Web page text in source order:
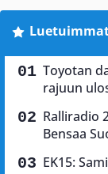
Toyotan
rajuun
Ralliradio
Bensaa
EK15: